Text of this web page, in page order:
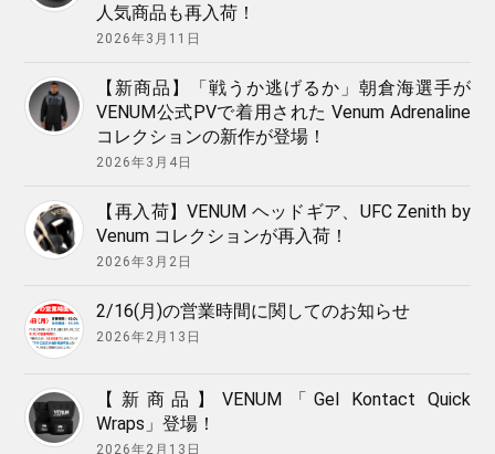
人気商品も再入荷！
2026年3月11日
【新商品】「戦うか逃げるか」朝倉海選手が
VENUM公式PVで着用された Venum Adrenaline
コレクションの新作が登場！
2026年3月4日
【再入荷】VENUM ヘッドギア、UFC Zenith by
Venum コレクションが再入荷！
2026年3月2日
2/16(月)の営業時間に関してのお知らせ
2026年2月13日
【新商品】VENUM「Gel Kontact Quick
Wraps」登場！
2026年2月13日